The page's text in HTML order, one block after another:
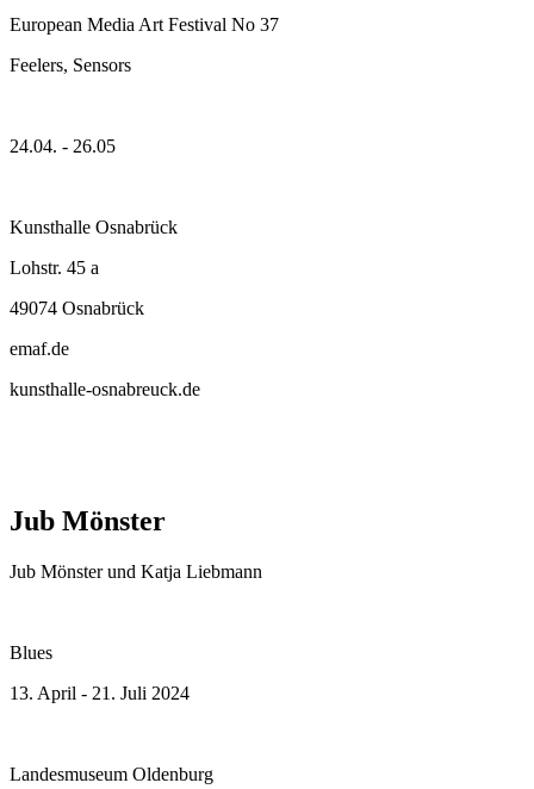
European Media Art Festival No 37
Feelers, Sensors
24.04. - 26.05
Kunsthalle Osnabrück
Lohstr. 45 a
49074 Osnabrück
emaf.de
kunsthalle-osnabreuck.de
Jub Mönster
Jub Mönster und Katja Liebmann
Blues
13. April - 21. Juli 2024
Landesmuseum Oldenburg